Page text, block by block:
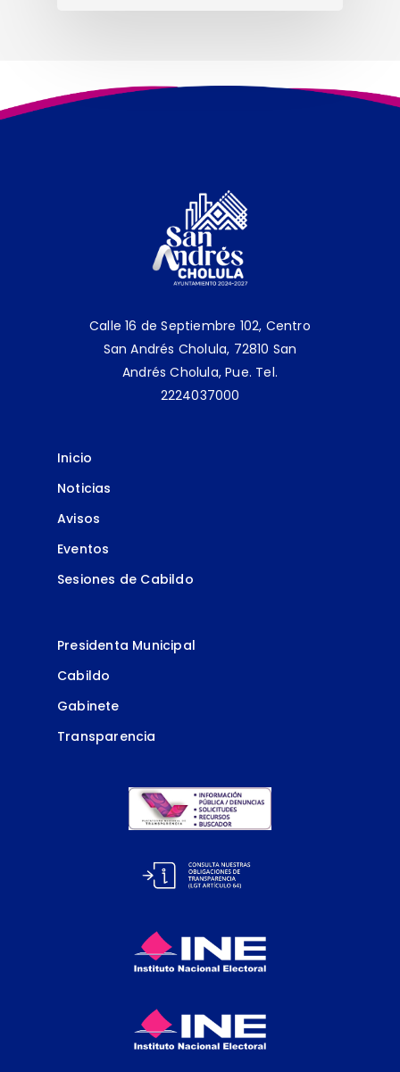
Calle 16 de Septiembre 102, Centro
San Andrés Cholula, 72810 San
Andrés Cholula, Pue. Tel.
2224037000
Inicio
Noticias
Avisos
Eventos
Sesiones de Cabildo
Presidenta Municipal
Cabildo
Gabinete
Transparencia